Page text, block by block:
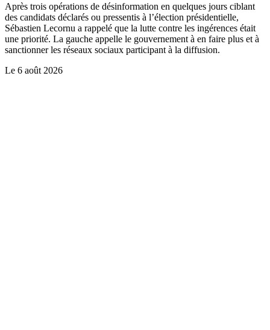
Après trois opérations de désinformation en quelques jours ciblant
des candidats déclarés ou pressentis à l’élection présidentielle,
Sébastien Lecornu a rappelé que la lutte contre les ingérences était
une priorité. La gauche appelle le gouvernement à en faire plus et à
sanctionner les réseaux sociaux participant à la diffusion.
Le 6 août 2026